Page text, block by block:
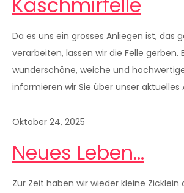
Da es uns ein grosses Anliegen ist, das
verarbeiten, lassen wir die Felle gerben.
wunderschöne, weiche und
informieren wir Sie über unser aktuelles
Oktober 24, 2025
Neues Leben…
Zur Zeit haben wir wieder kleine